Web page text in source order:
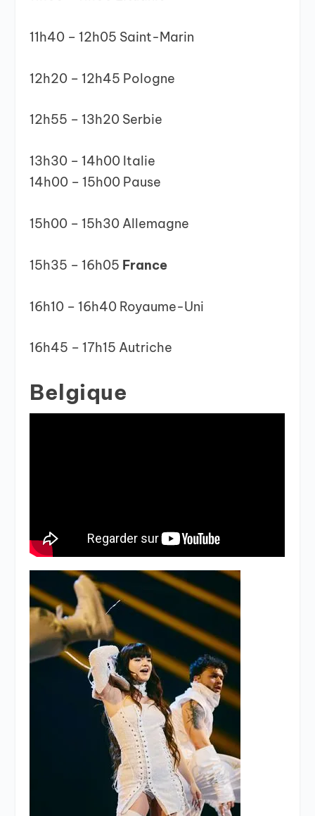
11h40 – 12h05 Saint-Marin
12h20 – 12h45 Pologne
12h55 – 13h20 Serbie
13h30 – 14h00 Italie
14h00 – 15h00 Pause
15h00 – 15h30 Allemagne
15h35 – 16h05 France
16h10 – 16h40 Royaume-Uni
16h45 – 17h15 Autriche
Belgique